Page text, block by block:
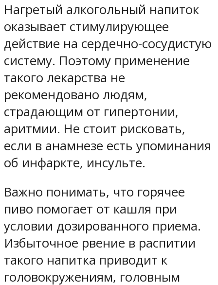
Нагретый алкогольный напиток
оказывает стимулирующее
действие на сердечно-сосудистую
систему. Поэтому применение
такого лекарства не
рекомендовано людям,
страдающим от гипертонии,
аритмии. Не стоит рисковать,
если в анамнезе есть упоминания
об инфаркте, инсульте.
Важно понимать, что горячее
пиво помогает от кашля при
условии дозированного приема.
Избыточное рвение в распитии
такого напитка приводит к
головокружениям, головным